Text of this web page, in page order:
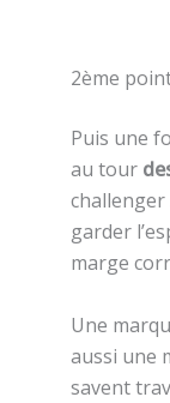
2ème
Puis une
au tour
challenger
garder
marge
Une
aussi une
savent